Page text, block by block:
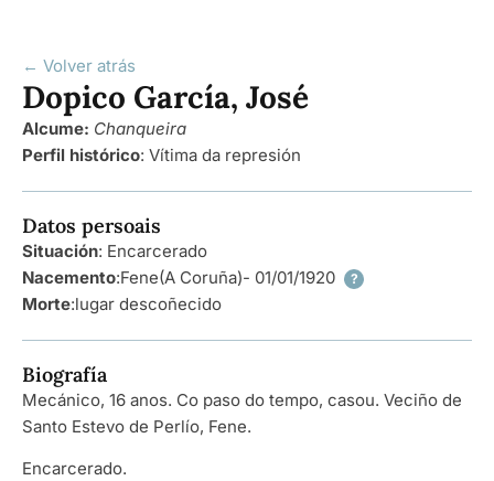
← Volver atrás
Dopico García, José
Alcume: Chanqueira
Perfil histórico: Vítima da represión
Datos persoais
Situación: Encarcerado
Nacemento:Fene(A Coruña)- 01/01/1920 ?
Morte:lugar descoñecido
Biografía
Mecánico, 16 anos. Co paso do tempo, casou. Veciño de
Santo Estevo de Perlío, Fene.
Encarcerado.